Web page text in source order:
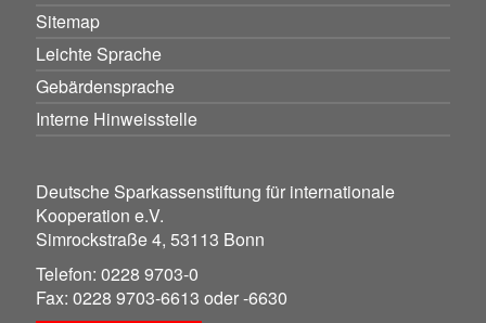
Sitemap
Leichte Sprache
Gebärdensprache
Interne Hinweisstelle
Deutsche Sparkassenstiftung für internationale
Kooperation e.V.
Simrockstraße 4, 53113 Bonn
Telefon: 0228 9703-0
Fax: 0228 9703-6613 oder -6630